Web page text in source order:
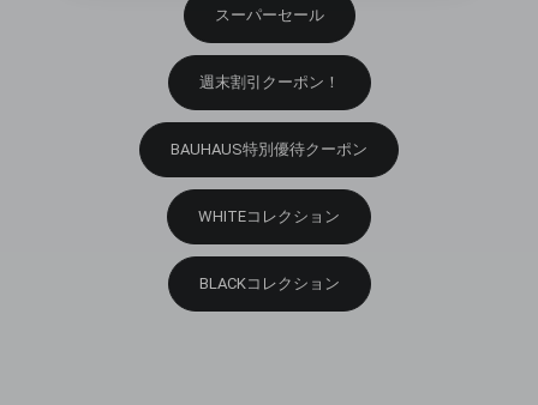
スーパーセール
週末割引クーポン！
BAUHAUS特別優待クーポン
WHITEコレクション
BLACKコレクション